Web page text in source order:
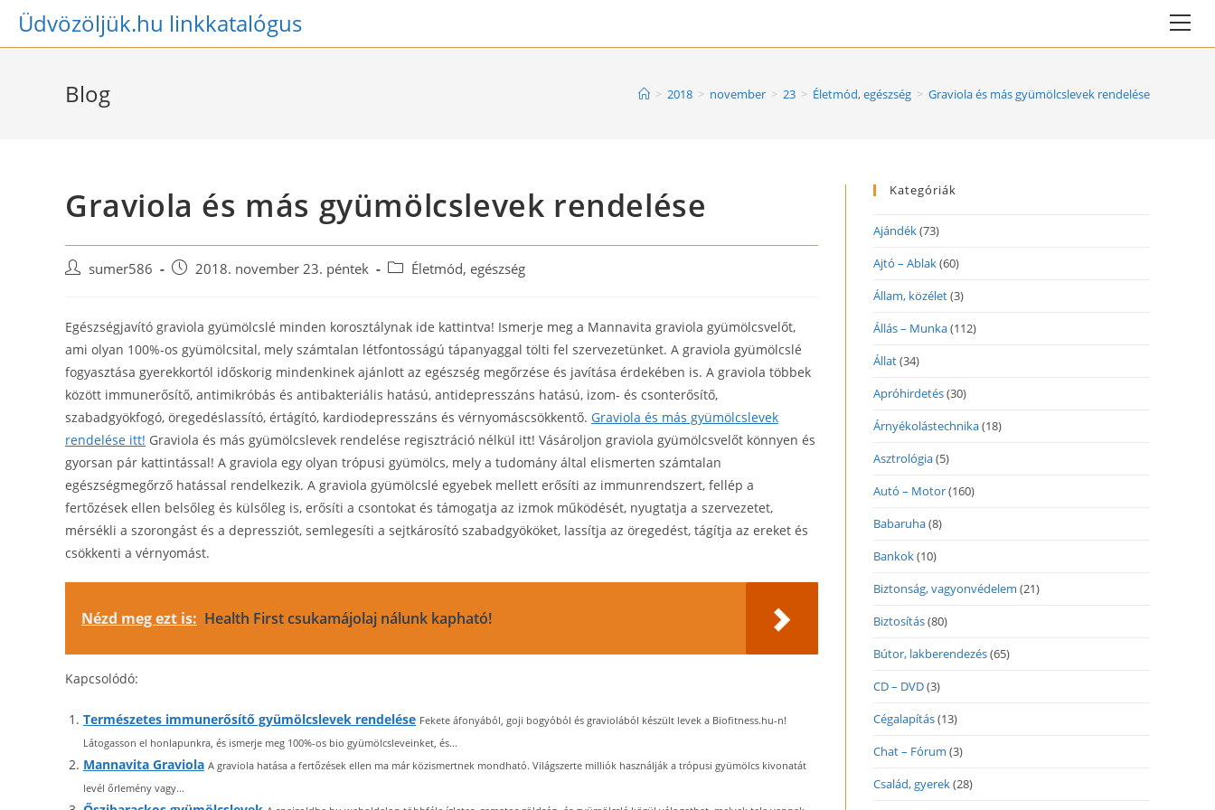
SkipÜdvözöljük.hu linkkatalógus
Blog > 2018 > november > 23 > Életmód, egészség > Graviola és más gyümölcslevek rendelése
Graviola és más gyümölcslevek rendelése
Post sumer586
Post 2018. november 23. péntek
Post Életmód, egészség
Egészségjavító graviola gyümölcslé minden korosztálynak ide kattintva! Ismerje meg a Mannavita graviola gyümölcsvelőt,
ami olyan 100%-os gyümölcsital, mely számtalan létfontosságú tápanyaggal tölti fel szervezetünket. A graviola gyümölcslé
fogyasztása gyerekkortól időskorig mindenkinek ajánlott az egészség megőrzése és javítása érdekében is. A graviola többek
között immunerősítő, antimikróbás és antibakteriális hatású, antidepresszáns hatású, izom- és csonterősítő,
szabadgyökfogó, öregedéslassító, értágító, kardiodepresszáns és vérnyomáscsökkentő. Graviola és más gyümölcslevek
rendelése itt! Graviola és más gyümölcslevek rendelése regisztráció nélkül itt! Vásároljon graviola gyümölcsvelőt könnyen és
gyorsan pár kattintással! A graviola egy olyan trópusi gyümölcs, mely a tudomány által elismerten számtalan
egészségmegőrző hatással rendelkezik. A graviola gyümölcslé egyebek mellett erősíti az immunrendszert, fellép a
fertőzések ellen belsőleg és külsőleg is, erősíti a csontokat és támogatja az izmok működését, nyugtatja a szervezetet,
mérsékli a szorongást és a depressziót, semlegesíti a sejtkárosító szabadgyököket, lassítja az öregedést, tágítja az ereket és
csökkenti a vérnyomást.
Nézd meg ezt is: Health First csukamájolaj nálunk kapható!
Kapcsolódó:
Természetes immunerősítő gyümölcslevek rendelése Fekete áfonyából, goji bogyóból és graviolából készült levek a Biofitness.hu-n!
Látogasson el honlapunkra, és ismerje meg 100%-os bio gyümölcsleveinket, és...
Mannavita Graviola A graviola hatása a fertőzések ellen ma már közismertnek mondható. Világszerte milliók használják a trópusi gyümölcs kivonatát
levél őrlemény vagy...
Kategóriák
Ajándék(73)
Ajtó – Ablak(60)
Állam, közélet(3)
Állás – Munka(112)
Állat(34)
Apróhirdetés(30)
Árnyékolástechnika(18)
Asztrológia(5)
Autó – Motor(160)
Babaruha(8)
Bankok(10)
Biztonság, vagyonvédelem (21)
Biztosítás(80)
Bútor, lakberendezés(65)
CD – DVD(3)
Cégalapítás(13)
Chat – Fórum (3)
Család, gyerek(28)